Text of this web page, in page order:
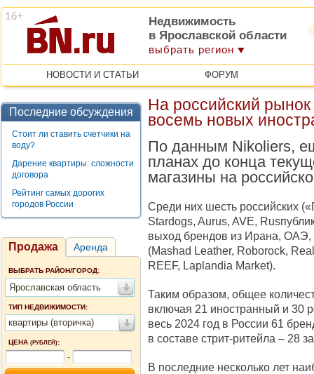
Недвижимость
в Ярославской области
выбрать регион
НОВОСТИ И СТАТЬИ ФОРУМ
Последние обсуждения
Стоит ли ставить счетчики на
воду?
Дарение квартиры: сложности
договора
Рейтинг самых дорогих
городов России
Продажа Аренда
ВЫБРАТЬ РАЙОН/ГОРОД:
Ярославская область
ТИП НЕДВИЖИМОСТИ:
квартиры (вторичка)
ЦЕНА (РУБЛЕЙ):
-
На российский
восемь новых
По данным Nikoliers,
планах до конца
магазины на
Среди них шесть российских
Stardogs, Aurus, AVE,
выход брендов из Ирана, ОАЭ,
(Mashad Leather, Roborock,
REEF, Laplandia Market).
Таким образом, общее
включая 21 иностранный и 30
весь 2024 год в России 61
в составе стрит-ритейла – 28
В последние несколько лет